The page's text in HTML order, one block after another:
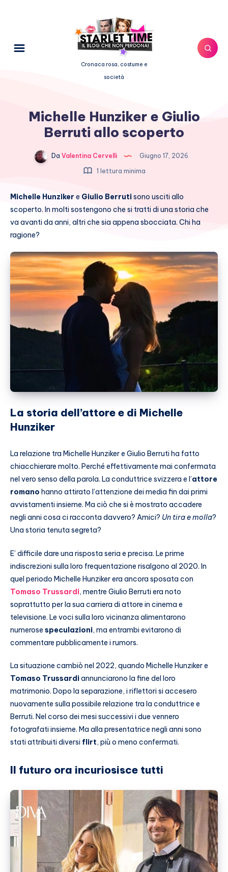
Cronaca rosa, costume e
società
Michelle Hunziker e Giulio
Berruti allo scoperto
Da Valentina Cervelli
Giugno 17, 2026
1 lettura minima
Michelle Hunziker e Giulio Berrutisono usciti allo
scoperto. In molti sostengono che si tratti di una storia che
va avanti da anni, altri che sia appena sbocciata. Chi ha
ragione?
La storia dell’attore e di Michelle
Hunziker
La relazione tra Michelle Hunziker e Giulio Berruti ha fatto
chiacchierare molto. Perché effettivamente mai confermata
nel vero senso della parola. La conduttrice svizzera e l’attore
romano hanno attirato l’attenzione dei media fin dai primi
avvistamenti insieme. Ma ciò che si è mostrato accadere
negli anni cosa ci racconta davvero? Amici? Un tira e molla?
Una storia tenuta segreta?
E’ difficile dare una risposta seria e precisa. Le prime
indiscrezioni sulla loro frequentazione risalgono al 2020. In
quel periodo Michelle Hunziker era ancora sposata con
Tomaso Trussardi, mentre Giulio Berruti era noto
soprattutto per la sua carriera di attore in cinema e
televisione. Le voci sulla loro vicinanza alimentarono
numerose speculazioni, ma entrambi evitarono di
commentare pubblicamente i rumors.
La situazione cambiò nel 2022, quando Michelle Hunziker e
Tomaso Trussardiannunciarono la fine del loro
matrimonio. Dopo la separazione, i riflettori si accesero
nuovamente sulla possibile relazione tra la conduttrice e
Berruti. Nel corso dei mesi successivi i due vennero
fotografati insieme. Ma alla presentatrice negli anni sono
stati attribuiti diversi flirt, più o meno confermati.
Il futuro ora incuriosisce tutti